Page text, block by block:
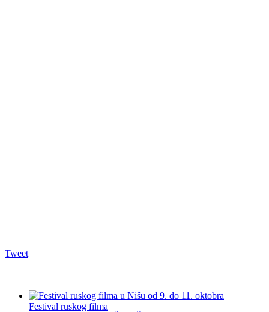
Tweet
Festival ruskog filma